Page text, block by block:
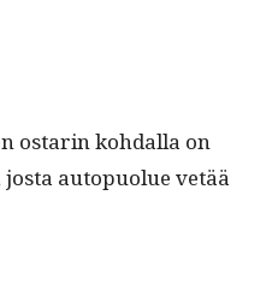
ostarin kohdal­la on
autop­uolue vetää